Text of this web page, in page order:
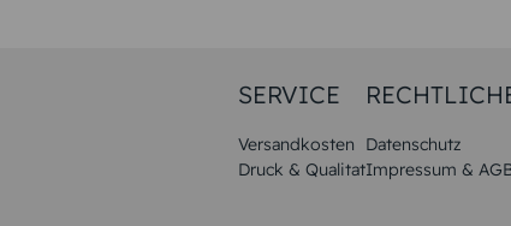
SERVICE
Versandkosten
Druck & Qualitat
Datenschutz
Impressum &